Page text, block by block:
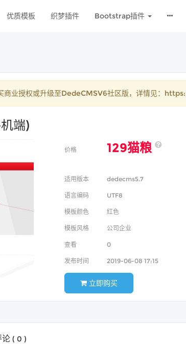
优质模板 织梦插件 Bootstrap插件
买商业授权或升级至DedeCMSV6社区版，详情见：
端)
价格 129猫粮
适用版本 dedecms5.7
语言编码 UTF8
模板颜色 红色
模板风格 公司企业
查看 0
发布时间 2019-06-08 17:15
立即购买
论 ( 0 )